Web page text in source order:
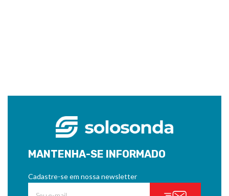
MANTENHA-SE INFORMADO
Cadastre-se em nossa newsletter